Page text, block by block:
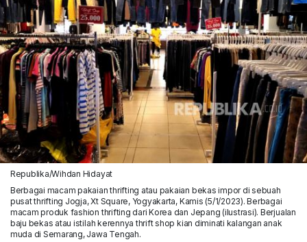
Republika/Wihdan Hidayat
Berbagai macam pakaian thrifting atau pakaian bekas impor di sebuah
pusat thrifting Jogja, Xt Square, Yogyakarta, Kamis (5/1/2023). Berbagai
macam produk fashion thrifting dari Korea dan Jepang (ilustrasi). Berjualan
baju bekas atau istilah kerennya thrift shop kian diminati kalangan anak
muda di Semarang, Jawa Tengah.